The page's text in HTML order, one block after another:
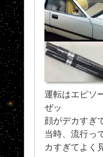
運転はエピソ
ぜッ
顔がデカすぎ
当時、流行っ
カすぎてよく